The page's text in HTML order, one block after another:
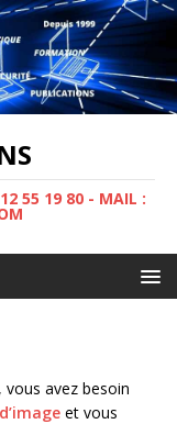
55 19 80 - MAIL :
avez besoin
et vous